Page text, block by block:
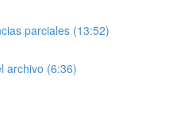
parciales (13:52)
archivo (6:36)